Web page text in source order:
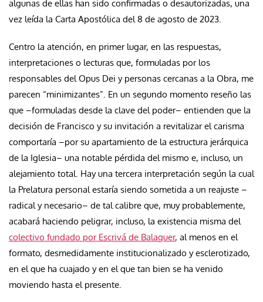
algunas de ellas han sido confirmadas o desautorizadas, una
vez leída la Carta Apostólica del 8 de agosto de 2023.
Centro la atención, en primer lugar, en las respuestas,
interpretaciones o lecturas que, formuladas por los
responsables del Opus Dei y personas cercanas a la Obra, me
parecen “minimizantes”. En un segundo momento reseño las
que –formuladas desde la clave del poder– entienden que la
decisión de Francisco y su invitación a revitalizar el carisma
comportaría –por su apartamiento de la estructura jerárquica
de la Iglesia– una notable pérdida del mismo e, incluso, un
alejamiento total. Hay una tercera interpretación según la cual
la Prelatura personal estaría siendo sometida a un reajuste –
radical y necesario– de tal calibre que, muy probablemente,
acabará haciendo peligrar, incluso, la existencia misma del
colectivo fundado por Escrivá de Balaguer, al menos en el
formato, desmedidamente institucionalizado y esclerotizado,
en el que ha cuajado y en el que tan bien se ha venido
moviendo hasta el presente.